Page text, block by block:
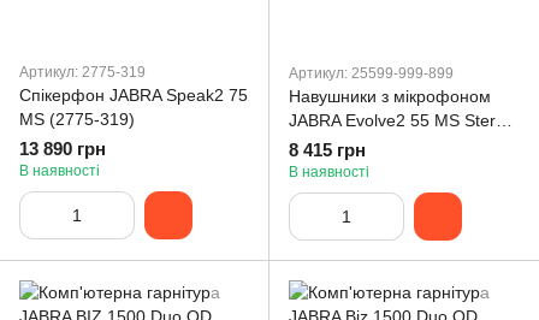
Артикул: 2775-319
Спікерфон JABRA Speak2 75
MS (2775-319)
13 890 грн
В наявності
Артикул: 25599-999-899
Навушники з мікрофоном
JABRA Evolve2 55 MS Stereo
Type-C (25599-999-899)
8 415 грн
В наявності